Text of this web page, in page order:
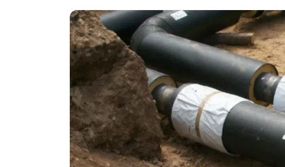
Pasaulis
Politika
Patarimai
Dirbtinis intelektas
Gineso rekordai
Sveikata
Technologijos
Indėlių palūkanos
Dienos naujienos
Ekonomikos naujienos